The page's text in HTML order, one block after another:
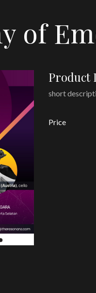
of
Product
short
Price